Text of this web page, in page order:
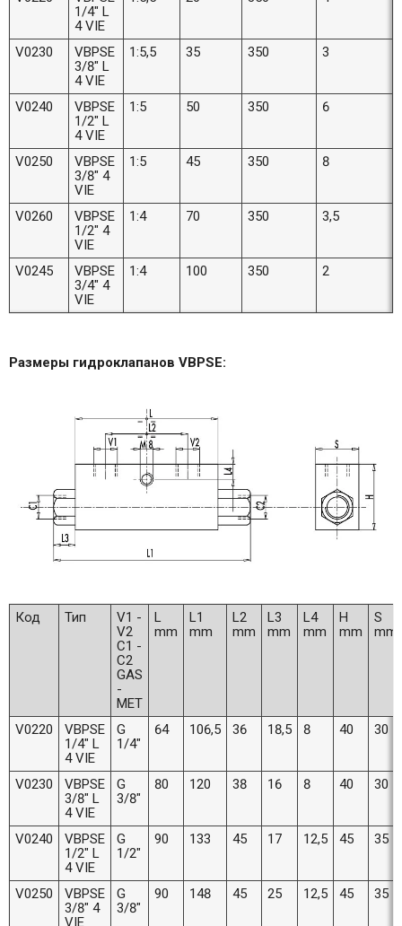
1/4" L
4 VIE
V0230
VBPSE
3/8" L
4 VIE
1:5,5 35 350 3
V0240
VBPSE
1/2" L
4 VIE
1:5 50 350 6
V0250
VBPSE
3/8" 4
VIE
1:5 45 350 8
V0260
VBPSE
1/2" 4
VIE
1:4 70 350 3,5
V0245
VBPSE
3/4" 4
VIE
1:4 100 350 2
Размеры гидроклапанов VBPSE:
Код Тип
V1 -
V2
C1 -
C2
GAS
-
MET
L
mm
L1
mm
L2
mm
L3
mm
L4
mm
H
mm
S
mm
V0220
VBPSE
1/4" L
4 VIE
G
1/4"
64 106,5 36 18,5 8 40 30
V0230
VBPSE
3/8" L
4 VIE
G
3/8"
80 120 38 16 8 40 30
V0240
VBPSE
1/2" L
4 VIE
G
1/2"
90 133 45 17 12,5 45 35
V0250
VBPSE
3/8" 4
G
3/8"
90 148 45 25 12,5 45 35